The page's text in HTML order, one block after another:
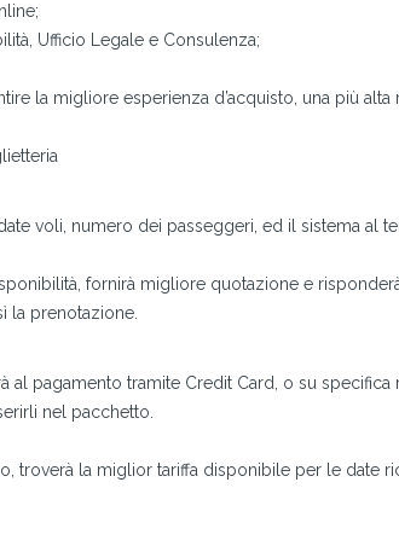
Ufficio Legale e Consulenza;
la migliore esperienza d’acquisto, una più
voli, numero dei passeggeri, ed il sistema al
fornirà migliore quotazione e risponderà
la prenotazione.
al pagamento tramite Credit Card, o su
nel pacchetto.
troverà la miglior tariffa disponibile per le date